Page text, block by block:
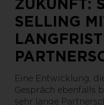
ZUKUNFT:
SELLING
Eine Entwicklung,
Gespräch ebenfalls
sehr lange